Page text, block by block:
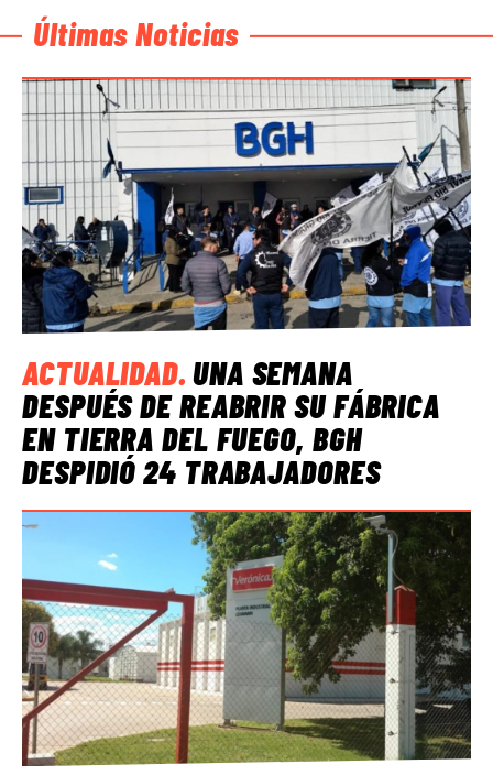
Últimas Noticias
ACTUALIDAD.UNA SEMANA
DESPUÉS DE REABRIR SU FÁBRICA
EN TIERRA DEL FUEGO, BGH
DESPIDIÓ 24 TRABAJADORES